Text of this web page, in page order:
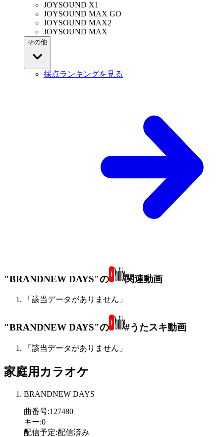
JOYSOUND X1
JOYSOUND MAX GO
JOYSOUND MAX2
JOYSOUND MAX
その他
採点ランキングを見る
"BRANDNEW DAYS"の 関連動画
「該当データがありません」
"BRANDNEW DAYS"の #うたスキ動画
「該当データがありません」
家庭用カラオケ
BRANDNEW DAYS
曲番号:127480
キー:0
配信予定:配信済み